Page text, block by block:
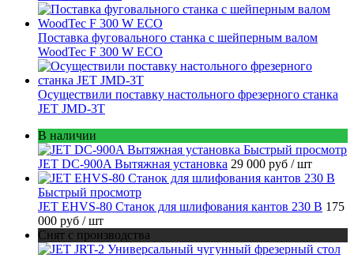
Поставка фуговального станка с шейперным валом
WoodTec F 300 W ECO
Осуществили поставку настольного фрезерного станка
JET JMD-3T
В наличии
Быстрый просмотр
JET DC-900A Вытяжная установка 29 000 руб / шт
Быстрый просмотр
JET EHVS-80 Станок для шлифования кантов 230 В 175
000 руб / шт
Снят с производства